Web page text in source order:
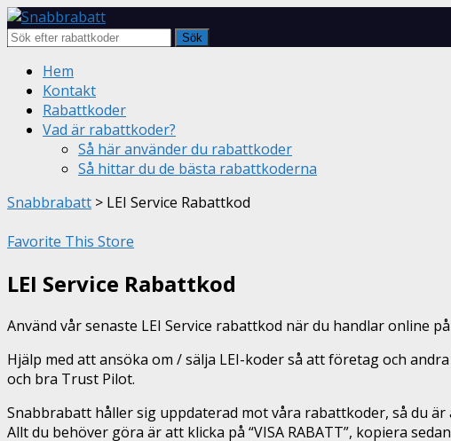
Sök
Skip
content
Hem
Kontakt
Rabattkoder
Vad är rabattkoder?
Så här använder du rabattkoder
Så hittar du de bästa rabattkoderna
Snabbrabatt > LEI Service Rabattkod
Favorite This Store
LEI Service Rabattkod
Använd vår senaste LEI Service rabattkod när du handlar online på
Hjälp med att ansöka om / sälja LEI-koder så att företag och
och bra Trust Pilot.
Snabbrabatt håller sig uppdaterad mot våra rabattkoder, så du
Allt du behöver göra är att klicka på “VISA RABATT”, kopiera